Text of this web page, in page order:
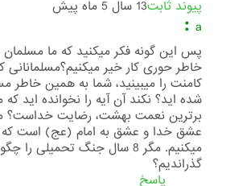
پیوند ثابت13 سال 5 ماه پیش
a
:
پس این گونه فکر میکنید که ما مسلمان
خاطر حوری کار خیر میکنیم؟مسلمانانی
کامنت را میبینید، شما به همین خاطر
شده اید؟ نکند آن آیه را نخوانده اید که
برترین نعمت بهشت، رضایت خداست؟
عشق خدا و عشق به امام (عج) است که
میکنیم. مگر 8 سال جنگ تحمیلی را
گذراندیم؟
پاسخ